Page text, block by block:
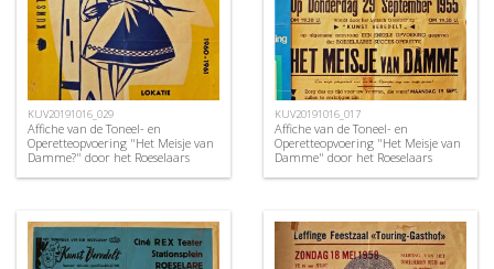
KUV20191016_029
Affiche van de Toneel- en
Operetteopvoering "Het Meisje van
Damme?" door het Roeselaars
KUV20191016_017
Affiche van de Toneel- en
Operetteopvoering "Het Meisje van
Damme" door het Roeselaars